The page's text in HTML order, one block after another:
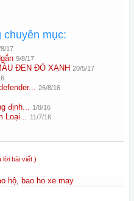
chuyên mục:
17
9/8/17
ĐEN ĐỎ XANH 20/5/17
26/8/16
định... 1/8/16
Loại... 11/7/16
lời bài viết.)
hộ, bao ho xe may